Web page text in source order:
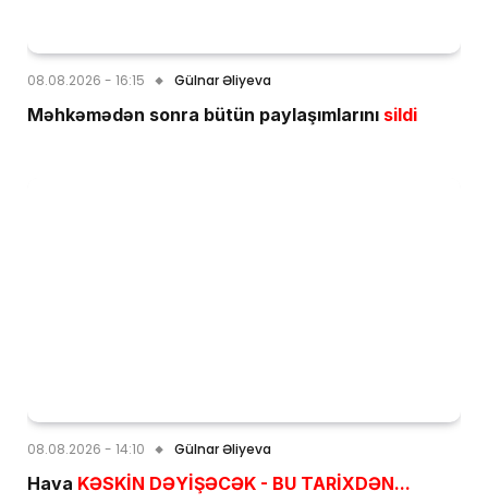
08.08.2026 - 16:15 Gülnar Əliyeva
Məhkəmədən sonra bütün paylaşımlarını sildi
08.08.2026 - 14:10 Gülnar Əliyeva
Hava KƏSKİN DƏYİŞƏCƏK - BU TARİXDƏN...